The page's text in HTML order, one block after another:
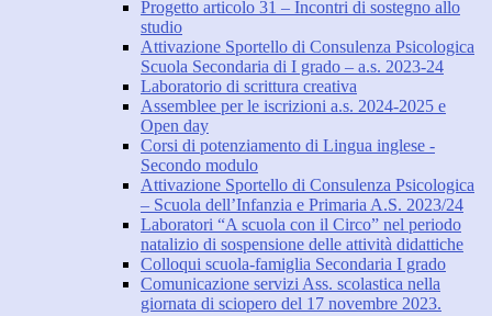
Progetto articolo 31 – Incontri di sostegno allo
studio
Attivazione Sportello di Consulenza Psicologica
Scuola Secondaria di I grado – a.s. 2023-24
Laboratorio di scrittura creativa
Assemblee per le iscrizioni a.s. 2024-2025 e
Open day
Corsi di potenziamento di Lingua inglese -
Secondo modulo
Attivazione Sportello di Consulenza Psicologica
– Scuola dell’Infanzia e Primaria A.S. 2023/24
Laboratori “A scuola con il Circo” nel periodo
natalizio di sospensione delle attività didattiche
Colloqui scuola-famiglia Secondaria I grado
Comunicazione servizi Ass. scolastica nella
giornata di sciopero del 17 novembre 2023.